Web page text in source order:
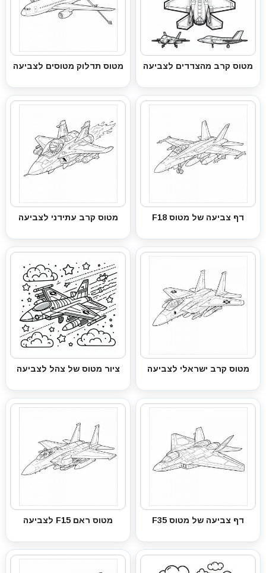
מטוס קרב מהצדדים לצביעה מטוס תדלוק מטוסים לצביעה
דף צביעה של מטוס F18 מטוס קרב עתידני לצביעה
מטוס קרב ישראלי לצביעה ציור מטוס של צהל לצביעה
דף צביעה של מטוס F35 מטוס ראם F15 לצביעה